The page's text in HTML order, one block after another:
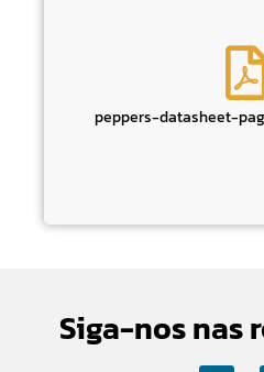
peppers-datasheet-
Siga-nos nas